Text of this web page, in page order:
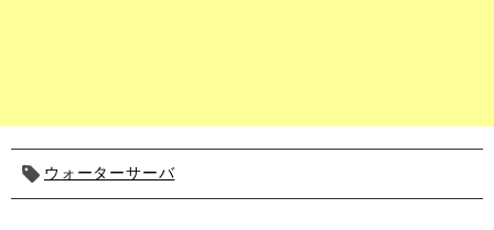
ウォーターサーバ